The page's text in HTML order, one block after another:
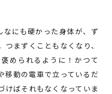
にも硬かった身体が、ず
まずくこともなくなり、
められるように！かつて
移動の電車で立っているだ
けばそれもなくなっていま